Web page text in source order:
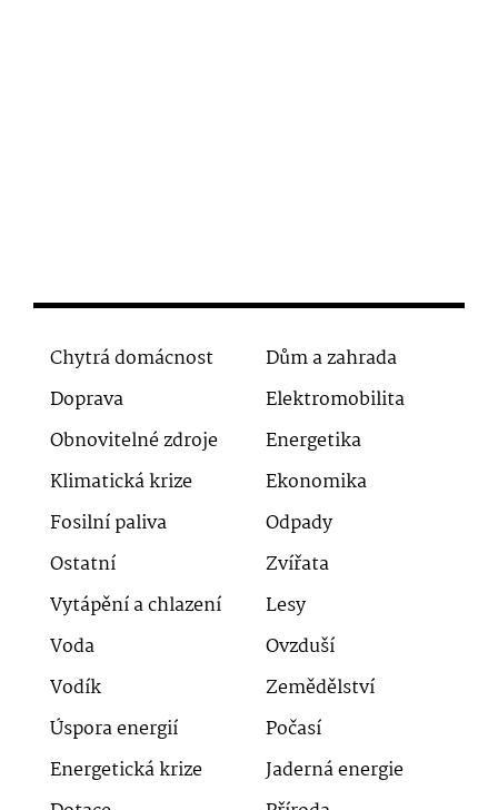
Chytrá domácnost
Dům a zahrada
Doprava
Elektromobilita
Obnovitelné zdroje
Energetika
Klimatická krize
Ekonomika
Fosilní paliva
Odpady
Ostatní
Zvířata
Vytápění a chlazení
Lesy
Voda
Ovzduší
Vodík
Zemědělství
Úspora energií
Počasí
Energetická krize
Jaderná energie